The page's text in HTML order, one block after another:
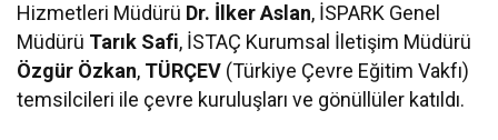
Hizmetleri Müdürü Dr. İlker Aslan, İSPARK Genel
Müdürü Tarık Safi, İSTAÇ Kurumsal İletişim Müdürü
Özgür Özkan, TÜRÇEV (Türkiye Çevre Eğitim Vakfı)
temsilcileri ile çevre kuruluşları ve gönüllüler katıldı.